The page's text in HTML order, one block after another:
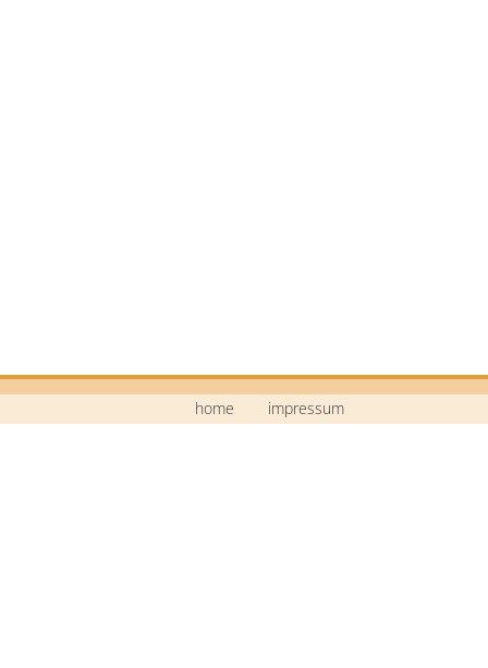
home impressum